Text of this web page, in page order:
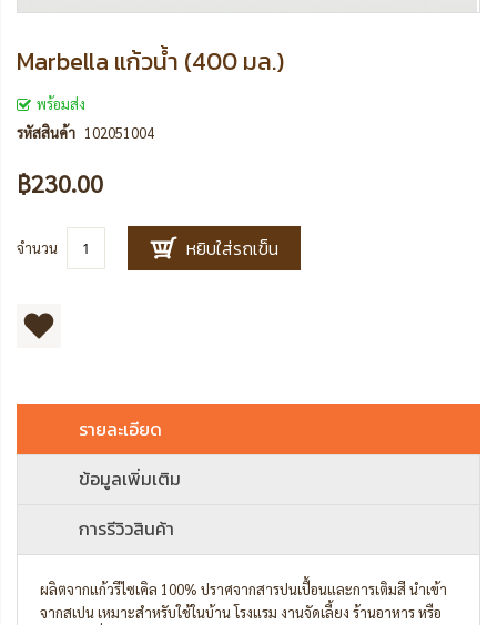
Marbella แก้วน้ำ (400 มล.)
พร้อมส่ง
รหัสสินค้า 102051004
฿230.00
จำนวน หยิบใส่รถเข็น
รายละเอียด
ข้อมูลเพิ่มเติม
การรีวิวสินค้า
ผลิตจากแก้วรีไซเคิล 100% ปราศจากสารปนเปื้อนและการเติมสี นำเข้า
จากสเปน เหมาะสำหรับใช้ในบ้าน โรงแรม งานจัดเลี้ยง ร้านอาหาร หรือ